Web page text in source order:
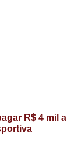
R$ 4 mil a